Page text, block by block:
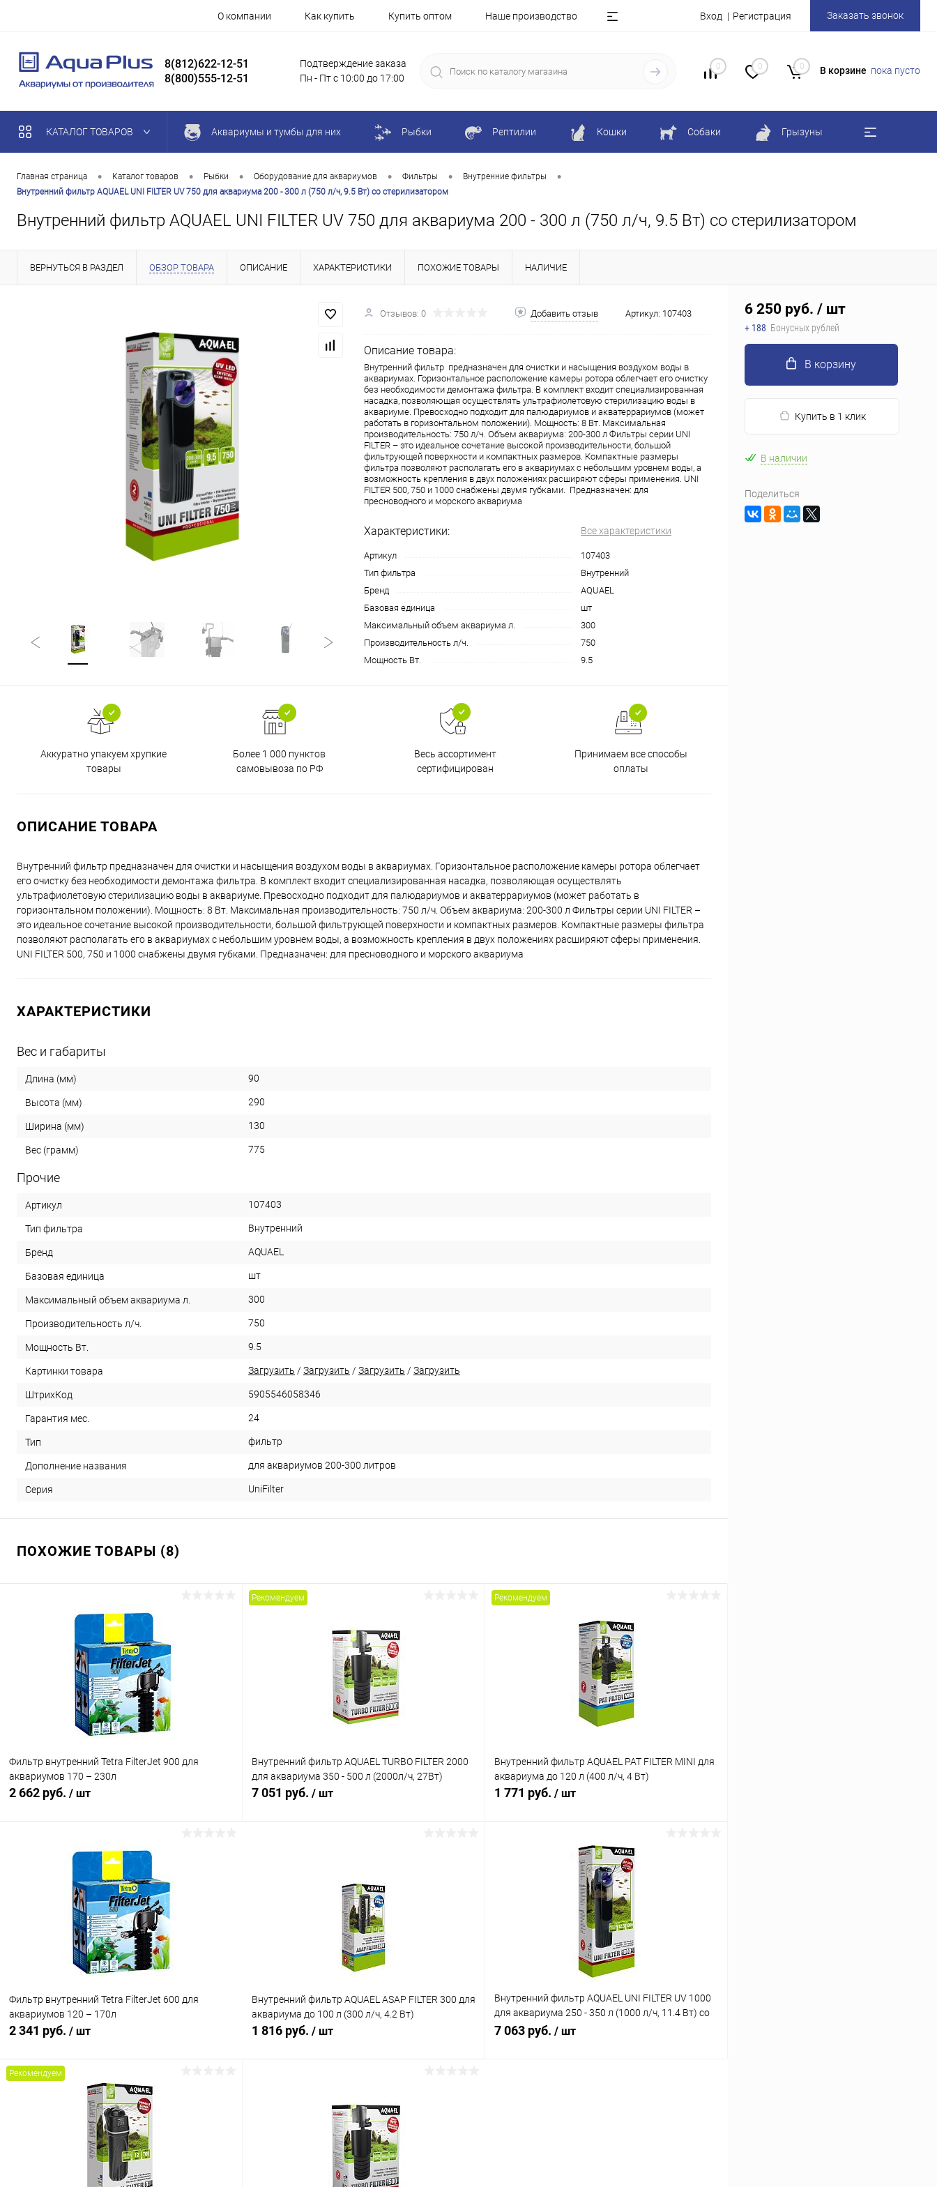
О компании Как купить Купить оптом Наше производство Вход Регистрация Заказать звонок
8(812)622-12-51
8(800)555-12-51
Подтверждение заказа
Пн - Пт с 10:00 до 17:00
0 0 0 В корзине пока пусто
КАТАЛОГ ТОВАРОВ Аквариумы и тумбы для них Рыбки Рептилии Кошки Собаки Грызуны
Главная страница • Каталог товаров • Рыбки • Оборудование для аквариумов • Фильтры • Внутренние фильтры •
Внутренний фильтр AQUAEL UNI FILTER UV 750 для аквариума 200 - 300 л (750 л/ч, 9.5 Вт) со стерилизатором
Внутренний фильтр AQUAEL UNI FILTER UV 750 для аквариума 200 - 300 л (750 л/ч, 9.5 Вт) со стерилизатором
ВЕРНУТЬСЯ В РАЗДЕЛ ОБЗОР ТОВАРА ОПИСАНИЕ ХАРАКТЕРИСТИКИ ПОХОЖИЕ ТОВАРЫ НАЛИЧИЕ
Отзывов: 0 Добавить отзыв Артикул: 107403
Описание товара:
Внутренний фильтр предназначен для очистки и насыщения воздухом воды в
аквариумах. Горизонтальное расположение камеры ротора облегчает его очистку
без необходимости демонтажа фильтра. В комплект входит специализированная
насадка, позволяющая осуществлять ультрафиолетовую стерилизацию воды в
аквариуме. Превосходно подходит для палюдариумов и акватеррариумов (может
работать в горизонтальном положении). Мощность: 8 Вт. Максимальная
производительность: 750 л/ч. Объем аквариума: 200-300 л Фильтры серии UNI
FILTER – это идеальное сочетание высокой производительности, большой
фильтрующей поверхности и компактных размеров. Компактные размеры
фильтра позволяют располагать его в аквариумах с небольшим уровнем воды, а
возможность крепления в двух положениях расширяют сферы применения. UNI
FILTER 500, 750 и 1000 снабжены двумя губками. Предназначен: для
пресноводного и морского аквариума
Характеристики: Все характеристики
Артикул
107403
Тип фильтра
Внутренний
Бренд
AQUAEL
Базовая единица
шт
Максимальный объем аквариума л.
300
Производительность л/ч.
750
Мощность Вт.
9.5
Аккуратно упакуем хрупкие
товары
Более 1 000 пунктов
самовывоза по РФ
Весь ассортимент
сертифицирован
Принимаем все способы
оплаты
ОПИСАНИЕ ТОВАРА
Внутренний фильтр предназначен для очистки и насыщения воздухом воды в аквариумах. Горизонтальное расположение камеры ротора облегчает
его очистку без необходимости демонтажа фильтра. В комплект входит специализированная насадка, позволяющая осуществлять
ультрафиолетовую стерилизацию воды в аквариуме. Превосходно подходит для палюдариумов и акватеррариумов (может работать в
горизонтальном положении). Мощность: 8 Вт. Максимальная производительность: 750 л/ч. Объем аквариума: 200-300 л Фильтры серии UNI FILTER –
это идеальное сочетание высокой производительности, большой фильтрующей поверхности и компактных размеров. Компактные размеры фильтра
позволяют располагать его в аквариумах с небольшим уровнем воды, а возможность крепления в двух положениях расширяют сферы применения.
UNI FILTER 500, 750 и 1000 снабжены двумя губками. Предназначен: для пресноводного и морского аквариума
ХАРАКТЕРИСТИКИ
Вес и габариты
Длина (мм) 90
Высота (мм) 290
Ширина (мм) 130
Вес (грамм) 775
Прочие
Артикул 107403
Тип фильтра Внутренний
Бренд AQUAEL
Базовая единица шт
Максимальный объем аквариума л. 300
Производительность л/ч. 750
Мощность Вт. 9.5
Картинки товара Загрузить / Загрузить / Загрузить / Загрузить
ШтрихКод 5905546058346
Гарантия мес. 24
Тип фильтр
Дополнение названия для аквариумов 200-300 литров
Серия UniFilter
ПОХОЖИЕ ТОВАРЫ (8)
Фильтр внутренний Tetra FilterJet 900 для
аквариумов 170 – 230л
2 662 руб. / шт
В корзину
Купить в 1 клик Сравнение
В избранное В наличии
Рекомендуем
Внутренний фильтр AQUAEL TURBO FILTER 2000
для аквариума 350 - 500 л (2000л/ч, 27Вт)
7 051 руб. / шт
Рекомендуем
Внутренний фильтр AQUAEL PAT FILTER MINI для
аквариума до 120 л (400 л/ч, 4 Вт)
1 771 руб. / шт
В корзину
Фильтр внутренний Tetra FilterJet 600 для
аквариумов 120 – 170л
2 341 руб. / шт
В корзину
В наличии
Внутренний фильтр AQUAEL ASAP FILTER 300 для
аквариума до 100 л (300 л/ч, 4.2 Вт)
1 816 руб. / шт
Сравнение
В наличии
Внутренний фильтр AQUAEL UNI FILTER UV 1000
для аквариума 250 - 350 л (1000 л/ч, 11.4 Вт) со
стерилизатором
7 063 руб. / шт
Рекомендуем
6 250 руб. / шт
+ 188 Бонусных рублей
В корзину
Купить в 1 клик
В наличии
Поделиться